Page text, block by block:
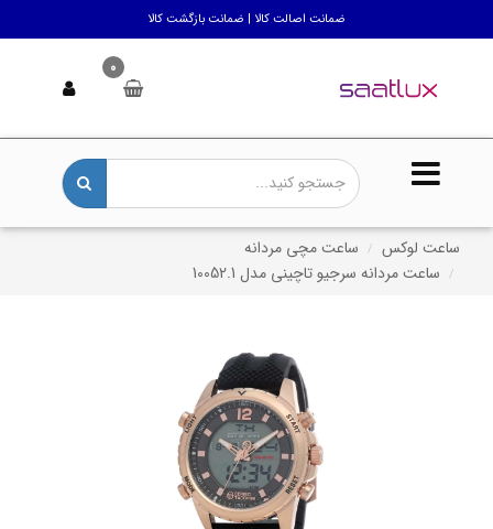
ضمانت اصالت کالا | ضمانت بازگشت کالا
0
ساعت لوکس
ساعت مچی مردانه
ساعت مردانه سرجیو تاچینی مدل 10052.1